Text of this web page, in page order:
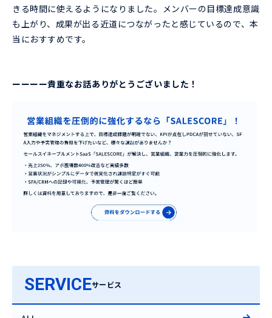
きる時間に使えるようになりました。メンバーの目標達成意識
も上がり、成果が出る近道につながったと感じているので、本
当におすすめです。
ーーーー貴重なお話ありがとうございました！
SERVICEサービス